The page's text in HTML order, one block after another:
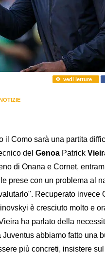
vedi letture
il Como sarà una partita
del Genoa Patrick
di Onana e Cornet,
prese con un problema al
Recuperato invece
è cresciuto molto e
ha parlato della
abbiamo fatto una
più concreti, insistere